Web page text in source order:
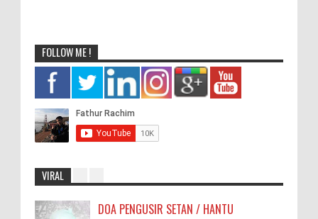
FOLLOW ME !
VIRAL
DOA PENGUSIR SETAN / HANTU